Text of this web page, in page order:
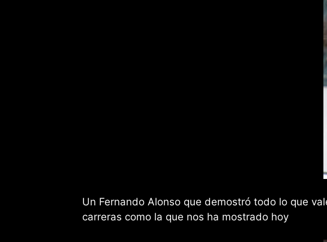
Un Fernando Alonso que demostró todo lo que
carreras como la que nos ha mostrado hoy